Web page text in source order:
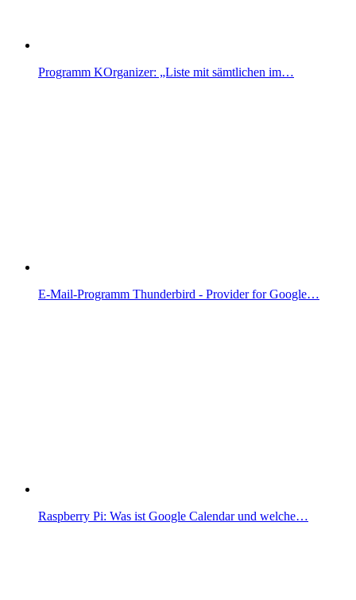
Programm KOrganizer: „Liste mit sämtlichen im…
E-Mail-Programm Thunderbird - Provider for Google…
Raspberry Pi: Was ist Google Calendar und welche…